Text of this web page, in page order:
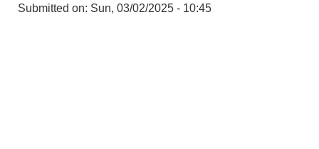
Submitted on: Sun, 03/02/2025 - 10:45